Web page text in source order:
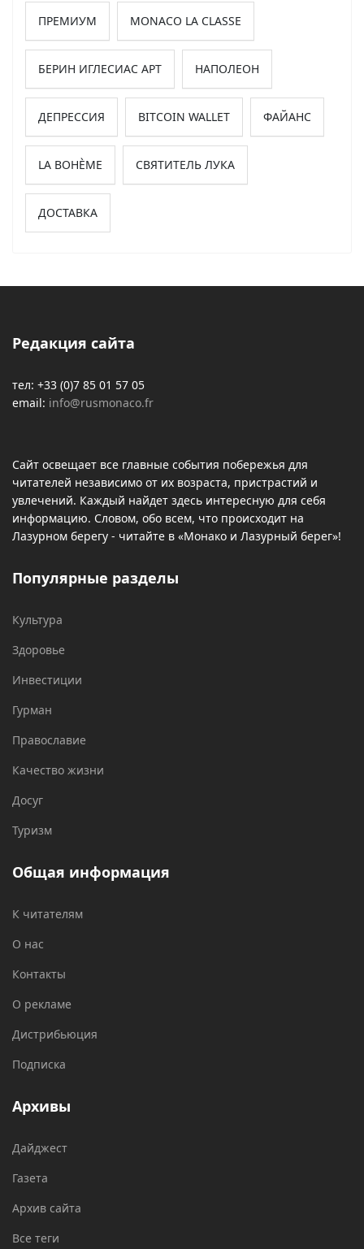
ПРЕМИУМ MONACO LA CLASSE
БЕРИН ИГЛЕСИАС АРТ НАПОЛЕОН
ДЕПРЕССИЯ BITCOIN WALLET ФАЙАНС
LA BOHÈME СВЯТИТЕЛЬ ЛУКА
ДОСТАВКА
Редакция сайта
тел: +33 (0)7 85 01 57 05
email: info@rusmonaco.fr
Сайт освещает все главные события побережья для
читателей независимо от их возраста, пристрастий и
увлечений. Каждый найдет здесь интересную для себя
информацию. Словом, обо всем, что происходит на
Лазурном берегу - читайте в «Монако и Лазурный берег»!
Популярные разделы
Культура
Здоровье
Инвестиции
Гурман
Православие
Качество жизни
Досуг
Туризм
Общая информация
К читателям
О нас
Контакты
О рекламе
Дистрибьюция
Подписка
Архивы
Дайджест
Газета
Архив сайта
Все теги